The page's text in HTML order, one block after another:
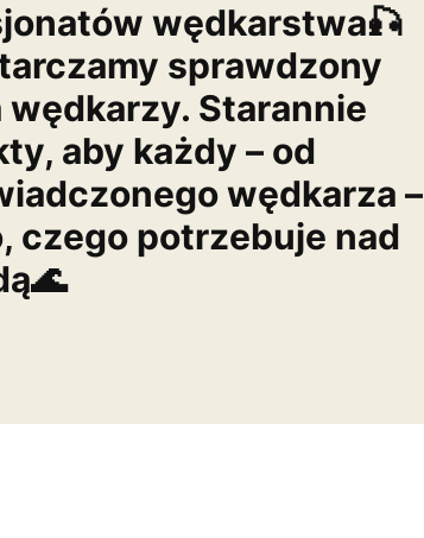
wędkarstwa🎣
sprawdzony
Starannie
aby każdy – od
wędkarza –
czego potrzebuje nad